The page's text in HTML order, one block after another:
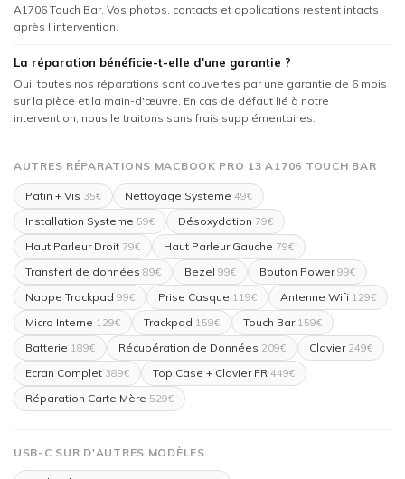
A1706 Touch Bar. Vos photos, contacts et applications restent intacts
après l'intervention.
La réparation bénéficie-t-elle d'une garantie ?
Oui, toutes nos réparations sont couvertes par une garantie de 6 mois
sur la pièce et la main-d'œuvre. En cas de défaut lié à notre
intervention, nous le traitons sans frais supplémentaires.
AUTRES RÉPARATIONS MACBOOK PRO 13 A1706 TOUCH BAR
Patin + Vis 35€ Nettoyage Systeme 49€
Installation Systeme 59€ Désoxydation 79€
Haut Parleur Droit 79€ Haut Parleur Gauche 79€
Transfert de données 89€ Bezel 99€ Bouton Power99€
Nappe Trackpad 99€ Prise Casque 119€ Antenne Wifi 129€
Micro Interne 129€ Trackpad 159€ Touch Bar159€
Batterie 189€ Récupération de Données 209€ Clavier249€
Ecran Complet 389€ Top Case + Clavier FR 449€
Réparation Carte Mère 529€
USB-C SUR D'AUTRES MODÈLES